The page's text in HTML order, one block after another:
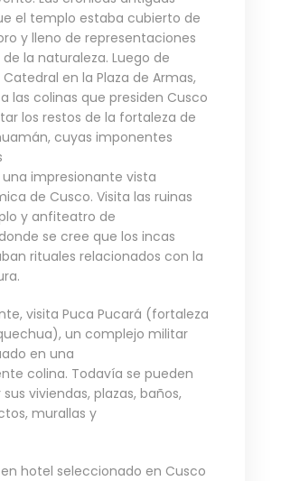
el templo estaba cubierto de
y lleno de representaciones
la naturaleza. Luego de
en la Plaza de Armas,
las colinas que presiden Cusco
los restos de la fortaleza de
cuyas imponentes
impresionante vista
de Cusco. Visita las ruinas
y anfiteatro de
se cree que los incas
rituales relacionados con la
visita Puca Pucará (fortaleza
un complejo militar
en una
colina. Todavía se pueden
viviendas, plazas, baños,
murallas y
en hotel seleccionado en Cusco